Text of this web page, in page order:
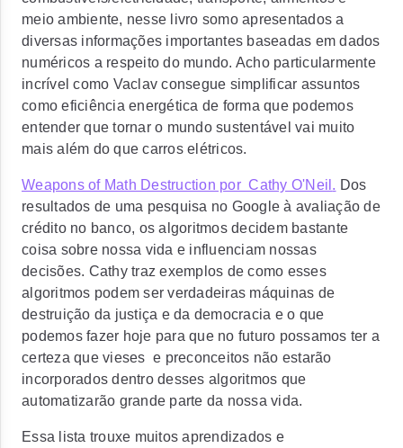
meio ambiente, nesse livro somo apresentados a
diversas informações importantes baseadas em dados
numéricos a respeito do mundo. Acho particularmente
incrível como Vaclav consegue simplificar assuntos
como eficiência energética de forma que podemos
entender que tornar o mundo sustentável vai muito
mais além do que carros elétricos.
Weapons of Math Destruction por Cathy O'Neil . Dos
resultados de uma pesquisa no Google à avaliação de
crédito no banco, os algoritmos decidem bastante
coisa sobre nossa vida e influenciam nossas
decisões. Cathy traz exemplos de como esses
algoritmos podem ser verdadeiras máquinas de
destruição da justiça e da democracia e o que
podemos fazer hoje para que no futuro possamos ter a
certeza que vieses e preconceitos não estarão
incorporados dentro desses algoritmos que
automatizarão grande parte da nossa vida.
Essa lista trouxe muitos aprendizados e